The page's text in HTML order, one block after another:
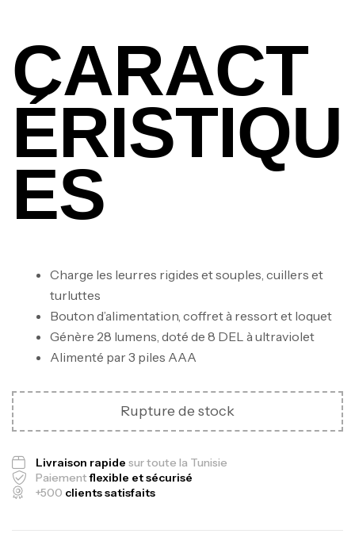
CARACT
ÉRISTIQU
ES
Charge les leurres rigides et souples, cuillers et
turluttes
Bouton d’alimentation, coffret à ressort et loquet
Génère 28 lumens, doté de 8 DEL à ultraviolet
Alimenté par 3 piles AAA
Rupture de stock
Livraison rapide sur toute la Tunisie
Paiementflexible et sécurisé
+500 clients satisfaits
1.83m 120/250gr 30kg
Cannes,Jigging
د.ت340,000
Foureau Kalli Kunnan Funda 1.70m